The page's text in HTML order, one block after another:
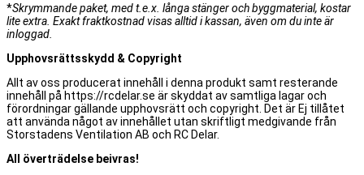
*Skrymmande paket, med t.e.x. långa stänger och byggmaterial, kostar
lite extra. Exakt fraktkostnad visas alltid i kassan, även om du inte är
inloggad.
Upphovsrättsskydd & Copyright
Allt av oss producerat innehåll i denna produkt samt resterande
innehåll på https://rcdelar.se är skyddat av samtliga lagar och
förordningar gällande upphovsrätt och copyright. Det är Ej tillåtet
att använda något av innehållet utan skriftligt medgivande från
Storstadens Ventilation AB och RC Delar.
All överträdelse beivras!